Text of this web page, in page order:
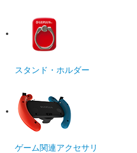
スタンド・ホルダー
ゲーム関連アクセサリ